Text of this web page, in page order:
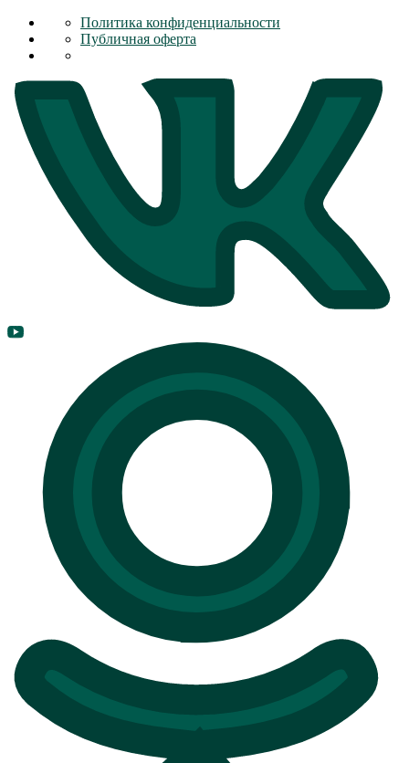
Политика конфиденциальности
Публичная оферта